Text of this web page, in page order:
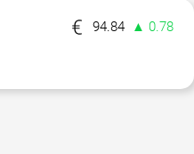
94.84
▲ 0.78